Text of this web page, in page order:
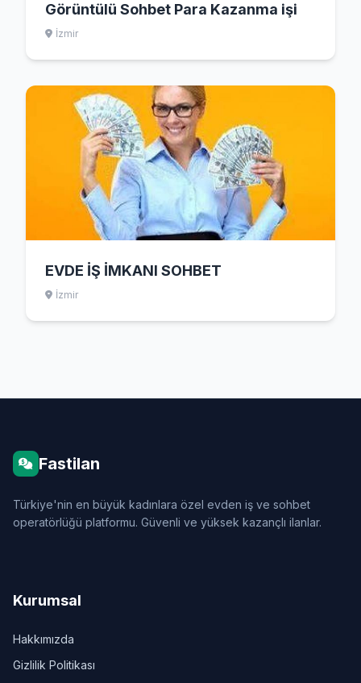
Görüntülü Sohbet Para Kazanma işi
İzmir
EVDE İŞ İMKANI SOHBET
İzmir
Fastilan
Türkiye'nin en büyük kadınlara özel evden iş ve sohbet
operatörlüğü platformu. Güvenli ve yüksek kazançlı ilanlar.
Kurumsal
Hakkımızda
Gizlilik Politikası